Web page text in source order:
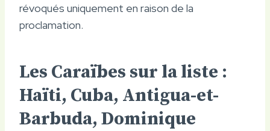
révoqués uniquement en raison de la
proclamation.
Les Caraïbes sur la liste :
Haïti, Cuba, Antigua-et-
Barbuda, Dominique